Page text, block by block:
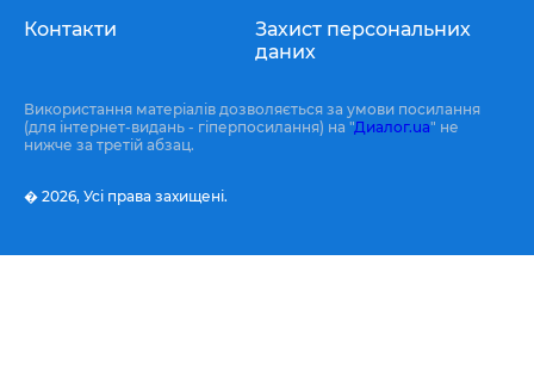
Контакти
Захист персональних
даних
Використання матеріалів дозволяється за умови посилання
(для інтернет-видань - гіперпосилання) на "Диалог.ua" не
нижче за третій абзац.
� 2026, Усі права захищені.